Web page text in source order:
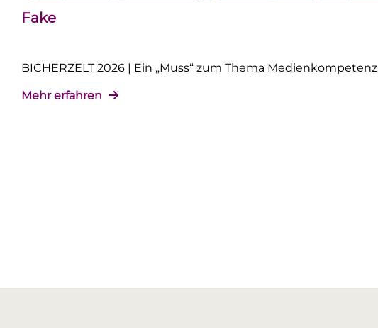
Fake
BICHERZELT 2026 | Ein „Muss“ zum Thema Medienkompetenz
Mehr erfahren